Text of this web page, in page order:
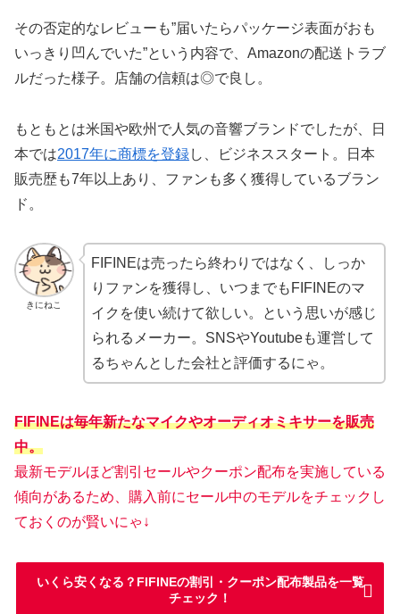
その否定的なレビューも”届いたらパッケージ表面がおも
いっきり凹んでいた”という内容で、Amazonの配送トラブ
ルだった様子。店舗の信頼は◎で良し。
もともとは米国や欧州で人気の音響ブランドでしたが、日
本では2017年に商標を登録し、ビジネススタート。日本
販売歴も7年以上あり、ファンも多く獲得しているブラン
ド。
きにねこ
FIFINEは売ったら終わりではなく、しっか
りファンを獲得し、いつまでもFIFINEのマ
イクを使い続けて欲しい。という思いが感じ
られるメーカー。SNSやYoutubeも運営して
るちゃんとした会社と評価するにゃ。
FIFINEは毎年新たなマイクやオーディオミキサーを販売
中。
最新モデルほど割引セールやクーポン配布を実施している
傾向があるため、購入前にセール中のモデルをチェックし
ておくのが賢いにゃ↓
いくら安くなる？FIFINEの割引・クーポン配布製品を一覧
チェック！